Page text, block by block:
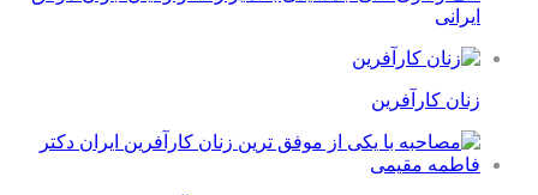
ایرانی
زنان کارآفرین